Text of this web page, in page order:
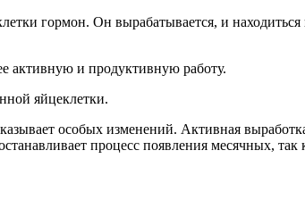
гормон. Он вырабатывается, и
активную и продуктивную работу.
яйцеклетки.
особых изменений. Активная
процесс появления месячных,